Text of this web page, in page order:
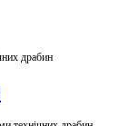
драбин